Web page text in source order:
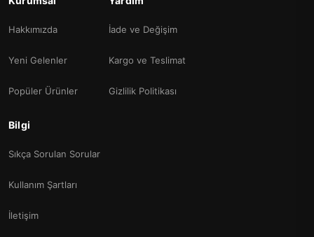
Hakkımızda
Yeni Gelenler
Popüler Ürünler
İade ve Değişim
Kargo ve Teslimat
Gizlilik Politikası
Bilgi
Sıkça Sorulan Sorular
Kullanım Şartları
İletişim